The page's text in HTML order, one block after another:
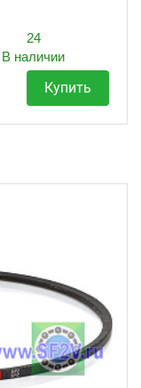
24
В наличии
Купить